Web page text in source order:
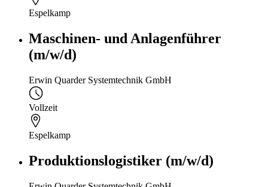
Espelkamp
Maschinen- und Anlagenführer
(m/w/d)
Erwin Quarder Systemtechnik GmbH
Vollzeit
Espelkamp
Produktionslogistiker (m/w/d)